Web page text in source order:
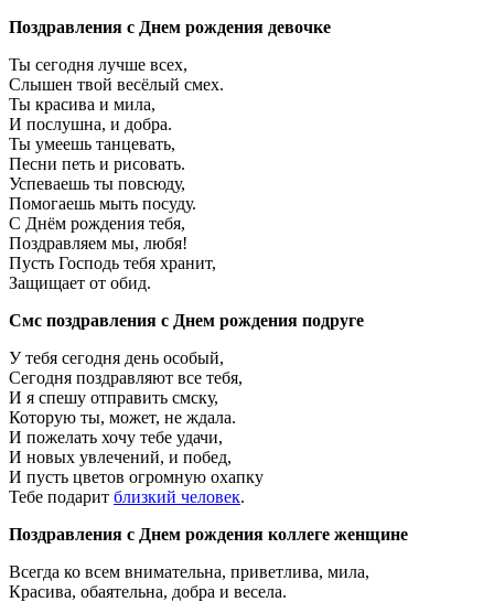
Поздравления с Днем рождения девочке
Ты сегодня лучше всех,
Слышен твой весёлый смех.
Ты красива и мила,
И послушна, и добра.
Ты умеешь танцевать,
Песни петь и рисовать.
Успеваешь ты повсюду,
Помогаешь мыть посуду.
С Днём рождения тебя,
Поздравляем мы, любя!
Пусть Господь тебя хранит,
Защищает от обид.
Смс поздравления с Днем рождения подруге
У тебя сегодня день особый,
Сегодня поздравляют все тебя,
И я спешу отправить смску,
Которую ты, может, не ждала.
И пожелать хочу тебе удачи,
И новых увлечений, и побед,
И пусть цветов огромную охапку
Тебе подарит близкий человек.
Поздравления с Днем рождения коллеге женщине
Всегда ко всем внимательна, приветлива, мила,
Красива, обаятельна, добра и весела.